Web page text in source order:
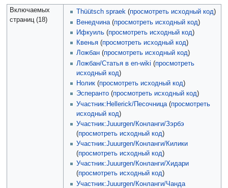
Включаемых
страниц (18)
Thüütsch spraek (просмотреть исходный код)
Венедчина (просмотреть исходный код)
Ифкуиль (просмотреть исходный код)
Квенья (просмотреть исходный код)
Ложбан (просмотреть исходный код)
Ложбан/Статья в en-wiki (просмотреть
исходный код)
Нолик (просмотреть исходный код)
Эсперанто (просмотреть исходный код)
Участник:Hellerick/Песочница (просмотреть
исходный код)
Участник:Juuurgen/Конланги/Зэрбэ
(просмотреть исходный код)
Участник:Juuurgen/Конланги/Килики
(просмотреть исходный код)
Участник:Juuurgen/Конланги/Хидари
(просмотреть исходный код)
Участник:Juuurgen/Конланги/Чанда